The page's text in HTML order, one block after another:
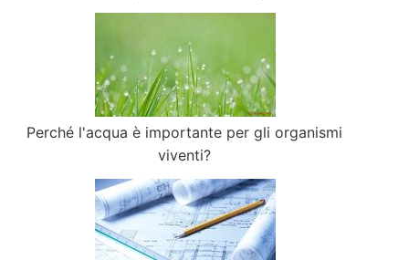
Perché l'acqua è importante per gli organismi
viventi?